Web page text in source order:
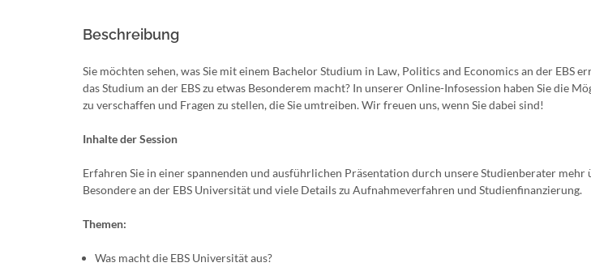
Beschreibung
Sie möchten sehen, was Sie mit einem Bachelor Studium in Law, Politics and Economics an der EBS
das Studium an der EBS zu etwas Besonderem macht? In unserer Online-Infosession haben Sie die
zu verschaffen und Fragen zu stellen, die Sie umtreiben. Wir freuen uns, wenn Sie dabei sind!
Inhalte der Session
Erfahren Sie in einer spannenden und ausführlichen Präsentation durch unsere Studienberater mehr
Besondere an der EBS Universität und viele Details zu Aufnahmeverfahren und Studienfinanzierung.
Themen:
Was macht die EBS Universität aus?